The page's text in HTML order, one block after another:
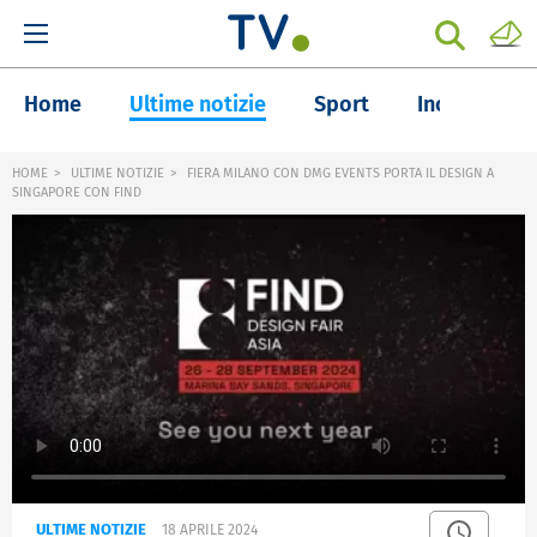
Home Ultime notizie Sport Inchieste
HOME ULTIME NOTIZIE
FIERA MILANO CON DMG EVENTS PORTA IL DESIGN A
SINGAPORE CON FIND
ULTIME NOTIZIE 18 APRILE 2024